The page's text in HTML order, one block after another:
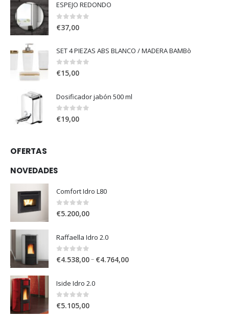
ESPEJO REDONDO
0out of 5
€37,00
SET 4 PIEZAS ABS BLANCO / MADERA BAMBò
0 out of 5
€15,00
Dosificador jabón 500 ml
0 out of 5
€19,00
OFERTAS
NOVEDADES
Comfort Idro L80
0out of 5
€5.200,00
Raffaella Idro 2.0
0 out of 5
€4.538,00– €4.764,00
Iside Idro 2.0
0out of 5
€5.105,00